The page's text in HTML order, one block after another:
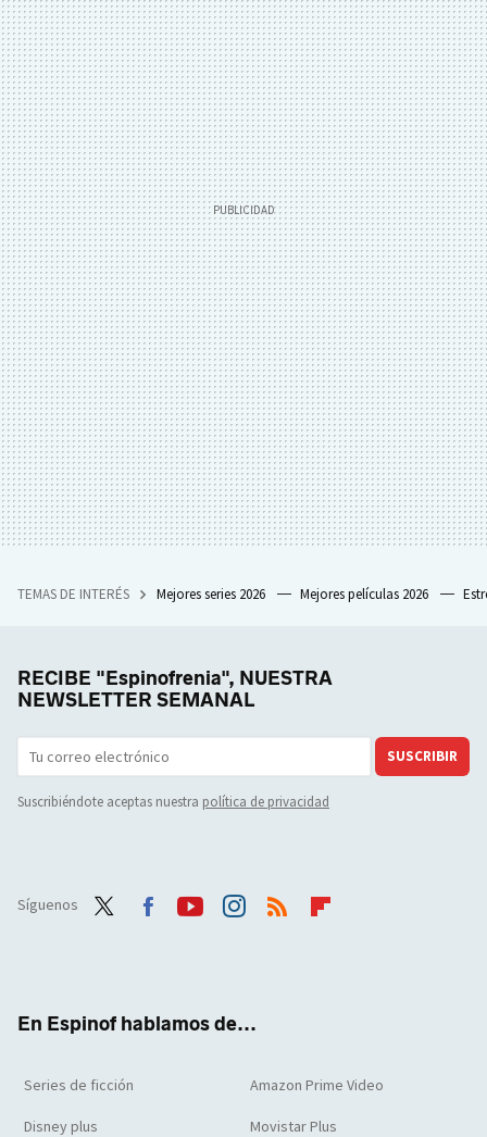
TEMAS DE INTERÉS Mejores series 2026 Mejores películas 2026
RECIBE "Espinofrenia", NUESTRA
NEWSLETTER SEMANAL
SUSCRIBIR
Suscribiéndote aceptas nuestra política de privacidad
Síguenos
En Espinof hablamos de...
Series de ficción Amazon Prime Video
Disney plus Movistar Plus